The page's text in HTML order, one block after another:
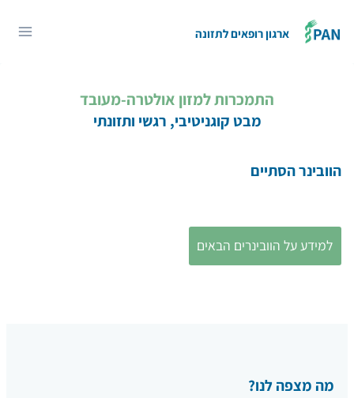
ארגון רופאים לתזונה
התמכרות למזון אולטרה-מעובד
מבט קוגניטיבי, רגשי ותזונתי
הוובינר הסתיים
למידע על הוובינרים הבאים
מה מצפה לנו?